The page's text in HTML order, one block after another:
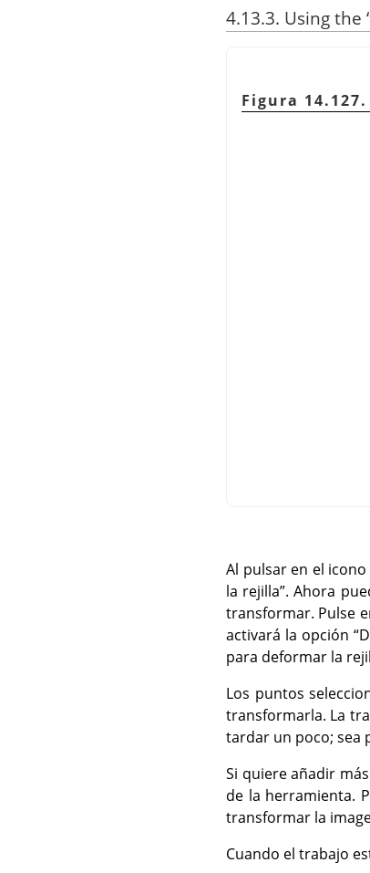
4.13.3. Using the
Figura
Al pulsar en el
la rejilla”. Ahora
transformar. Pulse
activará la opción “
para deformar la
Los puntos
transformarla. La
tardar un poco; sea
Si quiere añadir
de la herramienta.
transformar la
Cuando el trabajo